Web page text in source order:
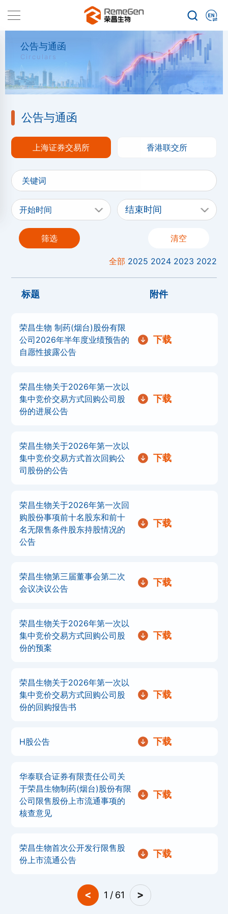
公告与通函
Circulars
公告与通函
上海证券交易所 香港联交所
筛选 清空
全部 2025 2024 2023 2022
标题 附件
荣昌生物 制药(烟台)股份有限
公司2026年半年度业绩预告的
自愿性披露公告
下载
荣昌生物关于2026年第一次以
集中竞价交易方式回购公司股
份的进展公告
下载
荣昌生物关于2026年第一次以
集中竞价交易方式首次回购公
司股份的公告
下载
荣昌生物关于2026年第一次回
购股份事项前十名股东和前十
名无限售条件股东持股情况的
公告
下载
荣昌生物第三届董事会第二次
会议决议公告
下载
荣昌生物关于2026年第一次以
集中竞价交易方式回购公司股
份的预案
下载
荣昌生物关于2026年第一次以
集中竞价交易方式回购公司股
份的回购报告书
下载
H股公告 下载
华泰联合证券有限责任公司关
于荣昌生物制药(烟台)股份有限
公司限售股份上市流通事项的
核查意见
下载
荣昌生物首次公开发行限售股
份上市流通公告
下载
< 1 / 61 >